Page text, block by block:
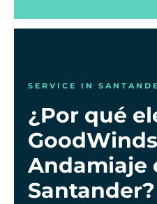
SERVICE IN
¿Por qué
Andamiaje
Santander?